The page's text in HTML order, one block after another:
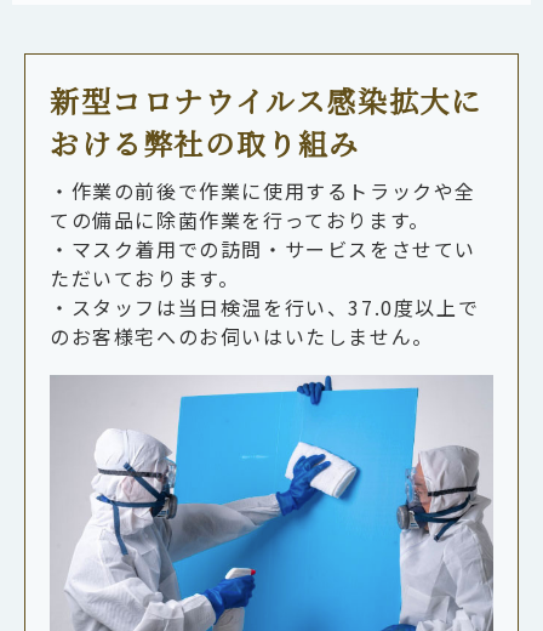
新型コロナウイルス感染拡大に
おける弊社の取り組み
・作業の前後で作業に使用するトラックや全
ての備品に除菌作業を行っております。
・マスク着用での訪問・サービスをさせてい
ただいております。
・スタッフは当日検温を行い、37.0度以上で
のお客様宅へのお伺いはいたしません。